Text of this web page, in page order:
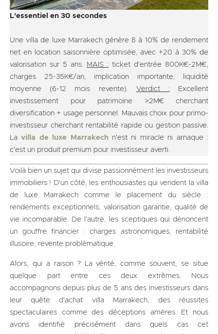
L'essentiel en 30 secondes
Une villa de luxe Marrakech génère 8 à 10% de rendement
net en location saisonnière optimisée, avec +20 à 30% de
valorisation sur 5 ans.
MAIS : ticket d'entrée 800K€-2M€,
charges 25-35K€/an, implication importante, liquidité
moyenne (6-12 mois revente). Verdict : Excellent
investissement pour patrimoine >2M€ cherchant
diversification + usage personnel. Mauvais choix pour primo-
investisseur cherchant rentabilité rapide ou gestion passive.
Lavilla de luxe Marrakechn'est ni miracle ni arnaque :
c'est un produit premium pour investisseur averti.
Voilà bien un sujet qui divise passionnément les investisseurs
immobiliers ! D'un côté, les enthousiastes qui vendent la villa
de luxe Marrakech comme le placement du siècle :
rendements exceptionnels, valorisation garantie, qualité de
vie incomparable. De l'autre, les sceptiques qui dénoncent
un gouffre financier : charges astronomiques, rentabilité
illusoire, revente problématique.
Alors, qui a raison ? La vérité, comme souvent, se situe
quelque part entre ces deux extrêmes. Nous
accompagnons depuis plus de 5 ans des investisseurs dans
leur quête d'achat villa Marrakech, des réussites
spectaculaires comme des déceptions amères. Et nous
avons identifié précisément dans quels cas cet